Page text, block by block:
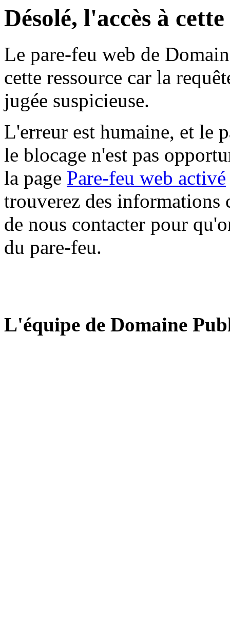
Désolé, l'accès à
Le pare-feu web de
cette ressource car la
jugée suspicieuse.
L'erreur est humaine, et le
le blocage n'est pas
la page Pare-feu web activé
trouverez des informations
de nous contacter pour
du pare-feu.
L'équipe de Domaine